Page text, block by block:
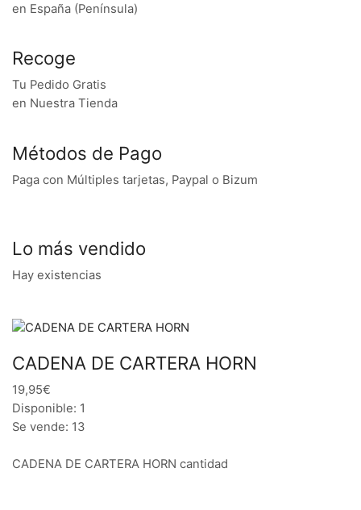
en España (Península)
Recoge
Tu Pedido Gratis
en Nuestra Tienda
Métodos de Pago
Paga con Múltiples tarjetas, Paypal o Bizum
Lo más vendido
Hay existencias
CADENA DE CARTERA HORN
19,95€
Disponible: 1
Se vende: 13
CADENA DE CARTERA HORN cantidad